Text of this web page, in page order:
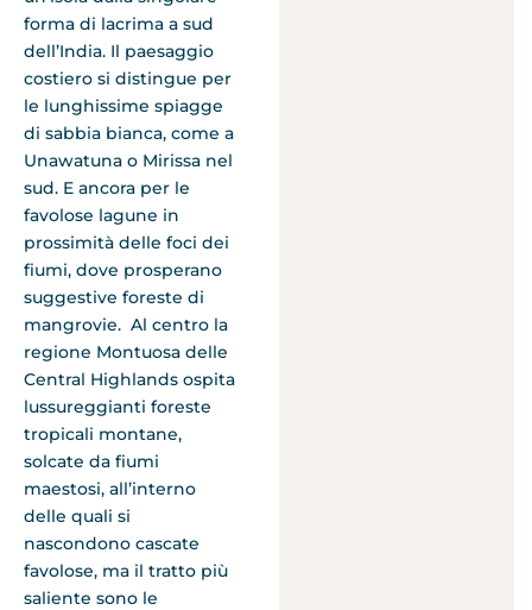
forma di lacrima a sud
dell’India. Il paesaggio
costiero si distingue per
le lunghissime spiagge
di sabbia bianca, come a
Unawatuna o Mirissa nel
sud. E ancora per le
favolose lagune in
prossimità delle foci dei
fiumi, dove prosperano
suggestive foreste di
mangrovie. Al centro la
regione Montuosa delle
Central Highlands ospita
lussureggianti foreste
tropicali montane,
solcate da fiumi
maestosi, all’interno
delle quali si
nascondono cascate
favolose, ma il tratto più
saliente sono le